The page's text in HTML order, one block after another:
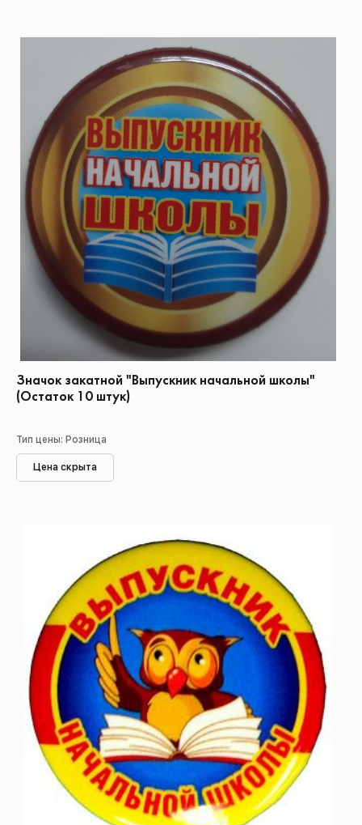
Значок закатной "Выпускник начальной школы"
(Остаток 10 штук)
Тип цены: Розница
Цена скрыта